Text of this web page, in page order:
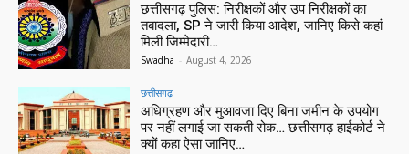
छत्तीसगढ़ पुलिस: निरीक्षकों और उप निरीक्षकों का
तबादला, SP ने जारी किया आदेश, जानिए किसे कहां
मिली जिम्मेदारी…
Swadha - August 4, 2026
छत्तीसगढ़
अधिग्रहण और मुआवजा दिए बिना जमीन के उपयोग
पर नहीं लगाई जा सकती रोक… छत्तीसगढ़ हाईकोर्ट ने
क्यों कहा ऐसा जानिए…